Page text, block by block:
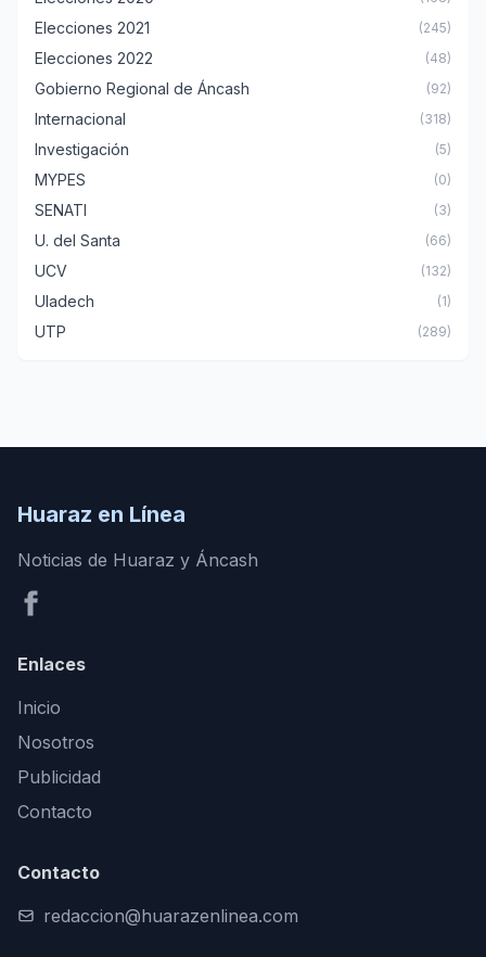
Elecciones 2021 (245)
Elecciones 2022 (48)
Gobierno Regional de Áncash (92)
Internacional (318)
Investigación (5)
MYPES (0)
SENATI (3)
U. del Santa (66)
UCV (132)
Uladech (1)
UTP (289)
Huaraz en Línea
Noticias de Huaraz y Áncash
Enlaces
Inicio
Nosotros
Publicidad
Contacto
Contacto
redaccion@huarazenlinea.com